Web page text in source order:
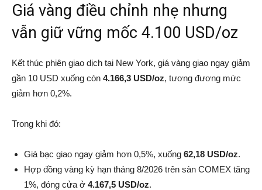
Giá vàng điều chỉnh nhẹ nhưng
vẫn giữ vững mốc 4.100 USD/oz
Kết thúc phiên giao dịch tại New York, giá vàng giao ngay giảm
gần 10 USD xuống còn 4.166,3 USD/oz, tương đương mức
giảm hơn 0,2%.
Trong khi đó:
Giá bạc giao ngay giảm hơn 0,5%, xuống 62,18 USD/oz.
Hợp đồng vàng kỳ hạn tháng 8/2026 trên sàn COMEX tăng
1%, đóng cửa ở 4.167,5 USD/oz.